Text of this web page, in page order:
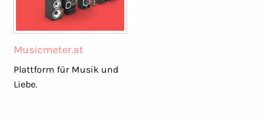
Musicmeter.at
Plattform für Musik und
Liebe.